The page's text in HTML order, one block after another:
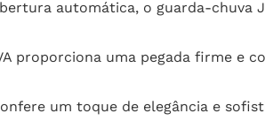
automática, o guarda-chuva
proporciona uma pegada firme e
um toque de elegância e